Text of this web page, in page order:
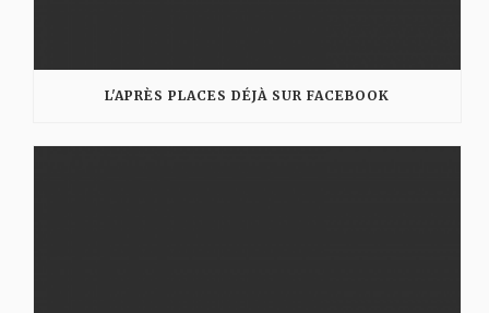
L'APRÈS PLACES DÉJÀ SUR FACEBOOK